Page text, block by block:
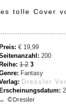
tolle Cover
Preis: € 19,99
200
Reihe: 1 2 3
Fantasy
Dressler
Erscheinungsdatum:
← ©Dressler